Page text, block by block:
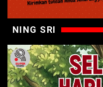
NING SRI